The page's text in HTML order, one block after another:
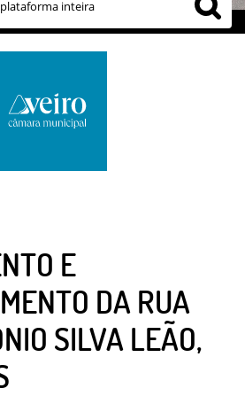
E
DA RUA
SILVA LEÃO,